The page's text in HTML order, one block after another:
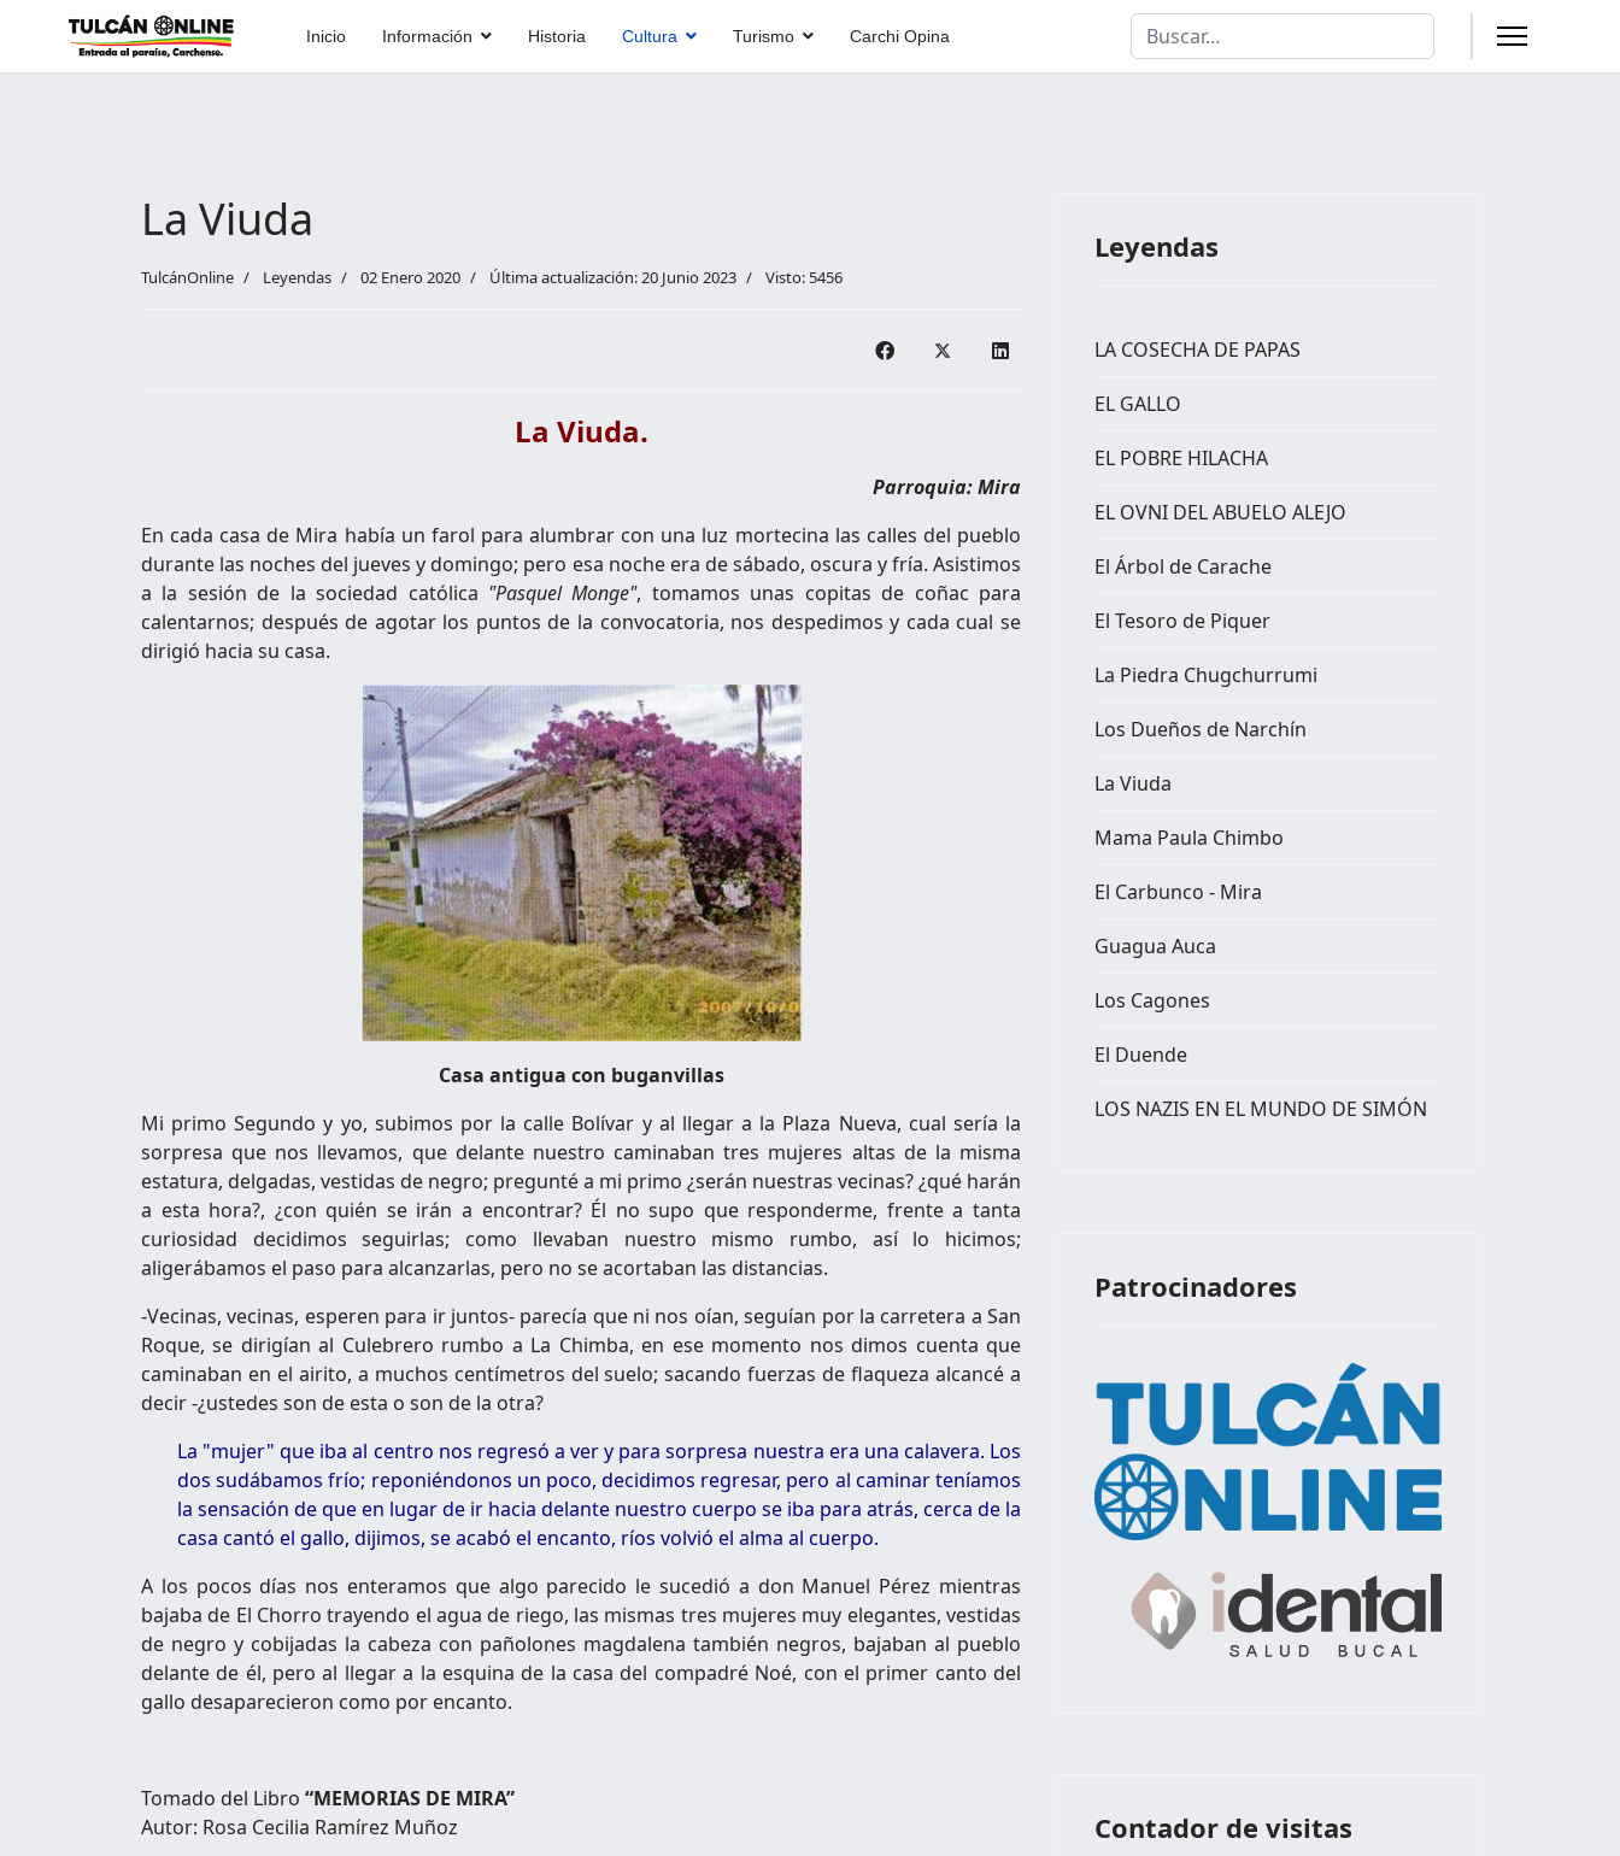
Inicio Información Historia Cultura Turismo Carchi Opina
Buscar
Type 2 or more characters for results.
La Viuda
TulcánOnline Leyendas 02 Enero 2020 Última actualización: 20 Junio 2023 Visto: 5456
La Viuda.
Parroquia: Mira
En cada casa de Mira había un farol para alumbrar con una luz mortecina las calles del pueblo
durante las noches del jueves y domingo; pero esa noche era de sábado, oscura y fría. Asistimos
a la sesión de la sociedad católica "Pasquel Monge", tomamos unas copitas de coñac para
calentarnos; después de agotar los puntos de la convocatoria, nos despedimos y cada cual se
dirigió hacia su casa.
Casa antigua con buganvillas
Mi primo Segundo y yo, subimos por la calle Bolívar y al llegar a la Plaza Nueva, cual sería la
sorpresa que nos llevamos, que delante nuestro caminaban tres mujeres altas de la misma
estatura, delgadas, vestidas de negro; pregunté a mi primo ¿serán nuestras vecinas? ¿qué harán
a esta hora?, ¿con quién se irán a encontrar? Él no supo que responderme, frente a tanta
curiosidad decidimos seguirlas; como llevaban nuestro mismo rumbo, así lo hicimos;
aligerábamos el paso para alcanzarlas, pero no se acortaban las distancias.
-Vecinas, vecinas, esperen para ir juntos- parecía que ni nos oían, seguían por la carretera a San
Roque, se dirigían al Culebrero rumbo a La Chimba, en ese momento nos dimos cuenta que
caminaban en el airito, a muchos centímetros del suelo; sacando fuerzas de flaqueza alcancé a
decir -¿ustedes son de esta o son de la otra?
La "mujer" que iba al centro nos regresó a ver y para sorpresa nuestra era una calavera. Los
dos sudábamos frío; reponiéndonos un poco, decidimos regresar, pero al caminar teníamos
la sensación de que en lugar de ir hacia delante nuestro cuerpo se iba para atrás, cerca de la
casa cantó el gallo, dijimos, se acabó el encanto, ríos volvió el alma al cuerpo.
A los pocos días nos enteramos que algo parecido le sucedió a don Manuel Pérez mientras
bajaba de El Chorro trayendo el agua de riego, las mismas tres mujeres muy elegantes, vestidas
de negro y cobijadas la cabeza con pañolones magdalena también negros, bajaban al pueblo
delante de él, pero al llegar a la esquina de la casa del compadré Noé, con el primer canto del
gallo desaparecieron como por encanto.
Tomado del Libro “MEMORIAS DE MIRA”
Autor: Rosa Cecilia Ramírez Muñoz
Leyendas
LA COSECHA DE PAPAS
EL GALLO
EL POBRE HILACHA
EL OVNI DEL ABUELO ALEJO
El Árbol de Carache
El Tesoro de Piquer
La Piedra Chugchurrumi
Los Dueños de Narchín
La Viuda
Mama Paula Chimbo
El Carbunco - Mira
Guagua Auca
Los Cagones
El Duende
LOS NAZIS EN EL MUNDO DE SIMÓN
Patrocinadores
Contador de visitas